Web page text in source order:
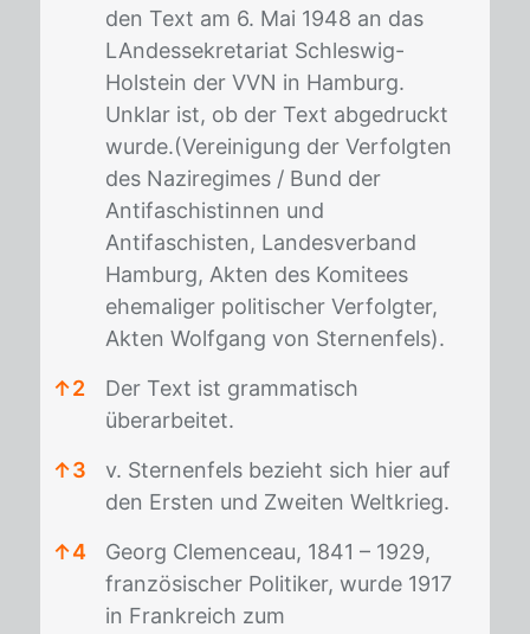
den Text am 6. Mai 1948 an das
LAndessekretariat Schleswig-
Holstein der VVN in Hamburg.
Unklar ist, ob der Text abgedruckt
wurde.(Vereinigung der Verfolgten
des Naziregimes / Bund der
Antifaschistinnen und
Antifaschisten, Landesverband
Hamburg, Akten des Komitees
ehemaliger politischer Verfolgter,
Akten Wolfgang von Sternenfels).
↑2
Der Text ist grammatisch
überarbeitet.
↑3
v. Sternenfels bezieht sich hier auf
den Ersten und Zweiten Weltkrieg.
↑4
Georg Clemenceau, 1841 – 1929,
französischer Politiker, wurde 1917
in Frankreich zum